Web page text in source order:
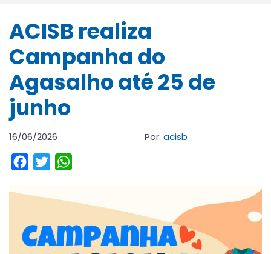
ACISB realiza
Campanha do
Agasalho até 25 de
junho
16/06/2026 Por: acisb
Facebook
Twitter